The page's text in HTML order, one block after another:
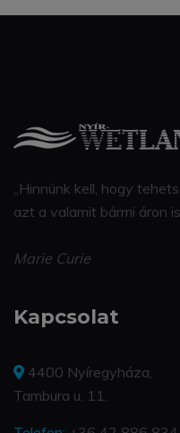
„Hinnünk kell, hogy
azt a valamit bármi áron
Marie Curie
Kapcsolat
4400 Nyíregyháza,
Tambura u. 11.